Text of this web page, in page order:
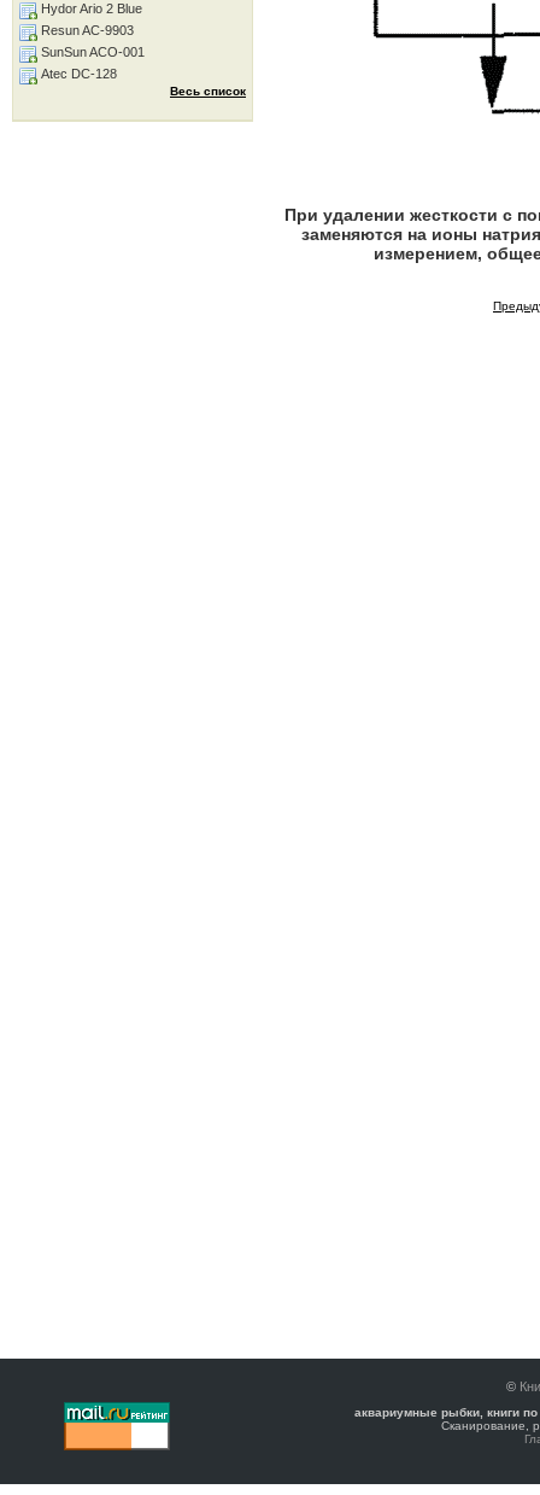
При удалении жесткости с
заменяются на ионы
измерением,
Hydor Ario 2 Blue
Resun AC-9903
SunSun ACO-001
Atec DC-128
Весь список
©
аквариумные рыбки, книги
Сканирование,